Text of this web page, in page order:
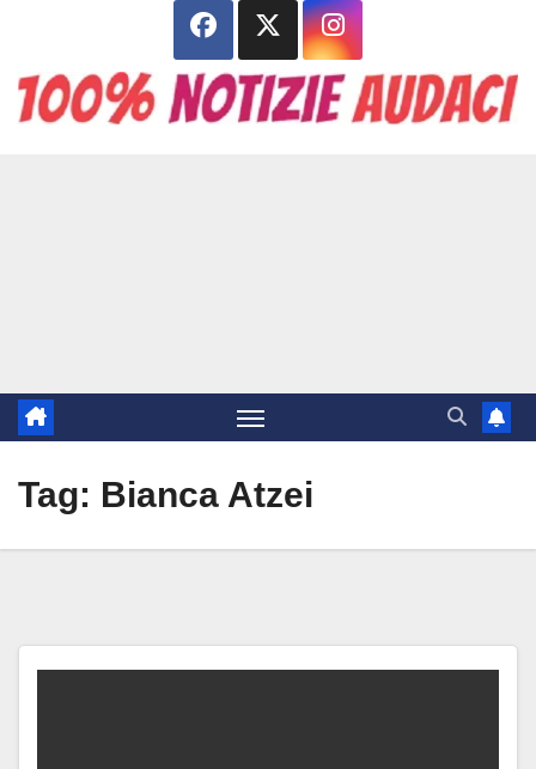
contenuto
Tag: Bianca Atzei